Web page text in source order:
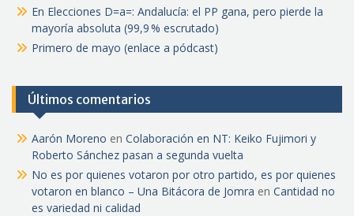
En Elecciones D=a=: Andalucía: el PP gana, pero pierde la
mayoría absoluta (99,9 % escrutado)
Primero de mayo (enlace a pódcast)
Últimos comentarios
Aarón Moreno en Colaboración en NT: Keiko Fujimori y
Roberto Sánchez pasan a segunda vuelta
No es por quienes votaron por otro partido, es por quienes
votaron en blanco – Una Bitácora de Jomra en Cantidad no
es variedad ni calidad